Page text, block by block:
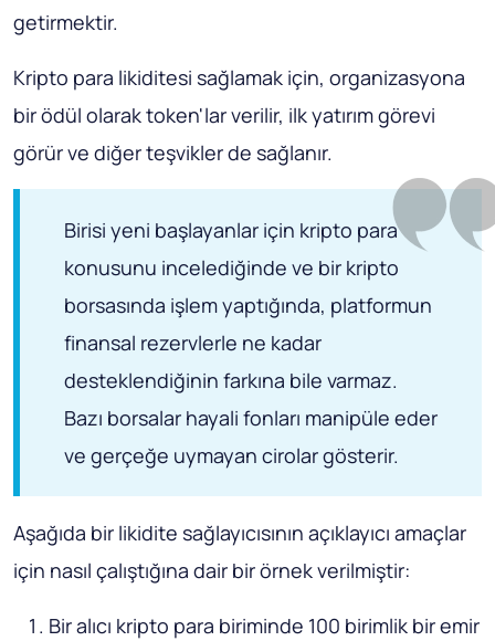
getirmektir.
Kripto para likiditesi sağlamak için, organizasyona
bir ödül olarak token'lar verilir, ilk yatırım görevi
görür ve diğer teşvikler de sağlanır.
Birisi yeni başlayanlar için kripto para
konusunu incelediğinde ve bir kripto
borsasında işlem yaptığında, platformun
finansal rezervlerle ne kadar
desteklendiğinin farkına bile varmaz.
Bazı borsalar hayali fonları manipüle eder
ve gerçeğe uymayan cirolar gösterir.
Aşağıda bir likidite sağlayıcısının açıklayıcı amaçlar
için nasıl çalıştığına dair bir örnek verilmiştir:
Bir alıcı kripto para biriminde 100 birimlik bir emir